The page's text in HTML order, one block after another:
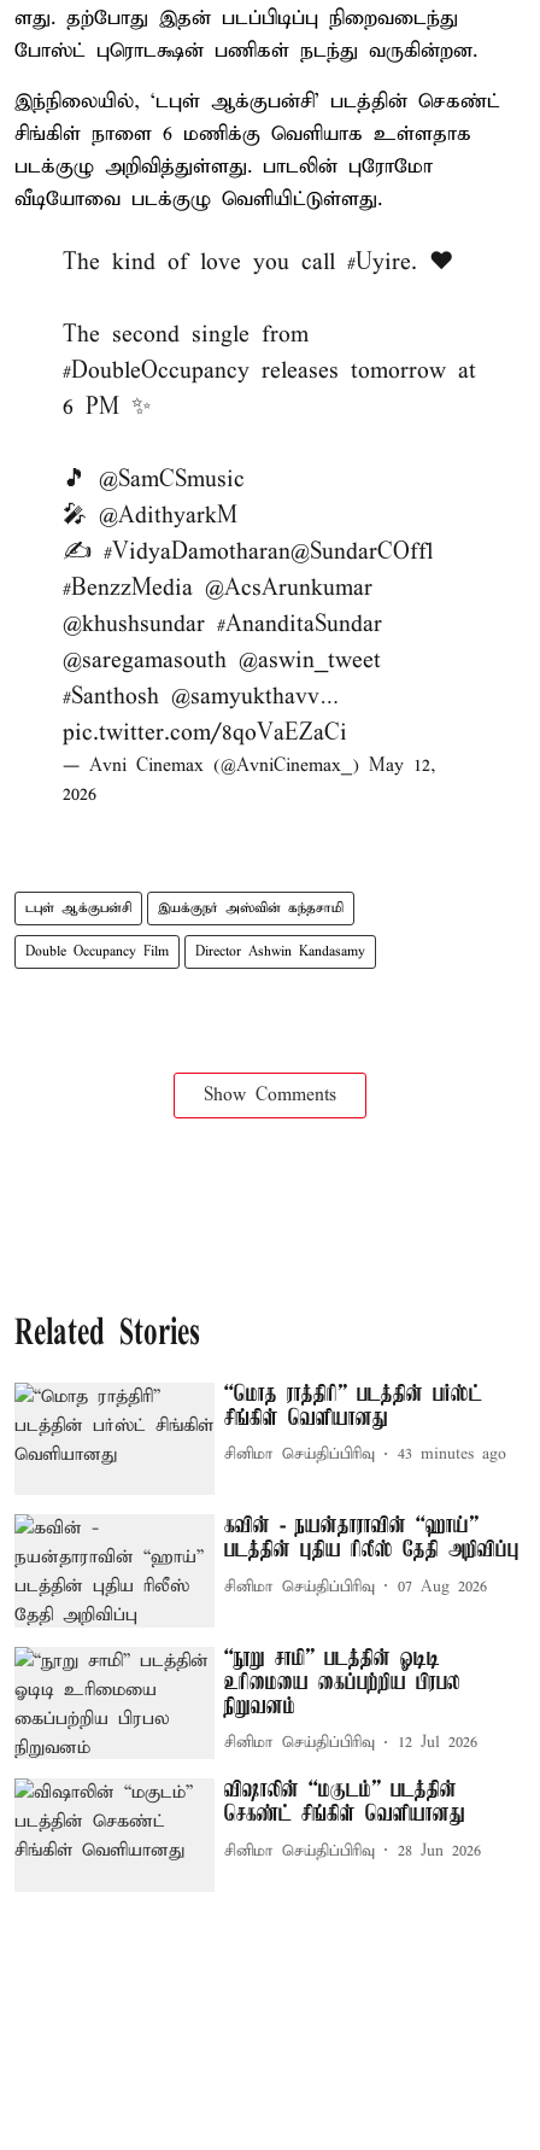
ளது. தற்​போது இதன் படப்​பிடிப்பு நிறைவடைந்து
போஸ்ட் புரொடக்ஷன் பணி​கள் நடந்து வரு​கின்​றன.
இந்நிலையில், ‘டபுள் ஆக்​குபன்​சி’ படத்தின் செகண்ட்
சிங்கிள் நாளை 6 மணிக்கு வெளியாக உள்ளதாக
படக்குழு அறிவித்துள்ளது. பாடலின் புரோமோ
வீடியோவை படக்குழு வெளியிட்டுள்ளது.
The kind of love you call #Uyire. ❤️
The second single from
#DoubleOccupancy releases tomorrow at
6 PM ✨
🎵 @SamCSmusic
🎤 @AdithyarkM
✍️ #VidyaDamotharan@SundarCOffl
#BenzzMedia @AcsArunkumar
@khushsundar #AnanditaSundar
@saregamasouth @aswin_tweet
#Santhosh @samyukthavv…
pic.twitter.com/8qoVaEZaCi
— Avni Cinemax (@AvniCinemax_) May 12,
2026
டபுள் ஆக்​குபன்​சி இயக்​குநர் அஸ்​வின் கந்​த​சாமி
Double Occupancy Film Director Ashwin Kandasamy
Show Comments
Related Stories
“மொத ராத்திரி” படத்தின் பர்ஸ்ட்
சிங்கிள் வெளியானது
சினிமா செய்திப்பிரிவு 43 minutes ago
கவின் - நயன்தாராவின் “ஹாய்”
படத்தின் புதிய ரிலீஸ் தேதி அறிவிப்பு
சினிமா செய்திப்பிரிவு 07 Aug 2026
“நூறு சாமி” படத்தின் ஓடிடி
உரிமையை கைப்பற்றிய பிரபல
நிறுவனம்
சினிமா செய்திப்பிரிவு 12 Jul 2026
விஷாலின் “மகுடம்” படத்தின்
செகண்ட் சிங்கிள் வெளியானது
சினிமா செய்திப்பிரிவு 28 Jun 2026